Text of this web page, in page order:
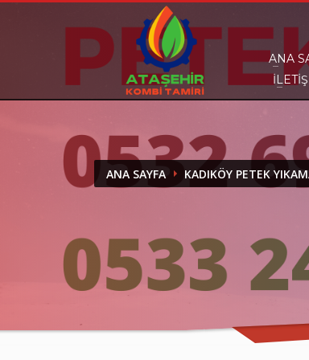
DESTEK
Ataşehir Kombi Tamiri olarak bir
ANA
ANA SAYFA KADIKÖY PETEK